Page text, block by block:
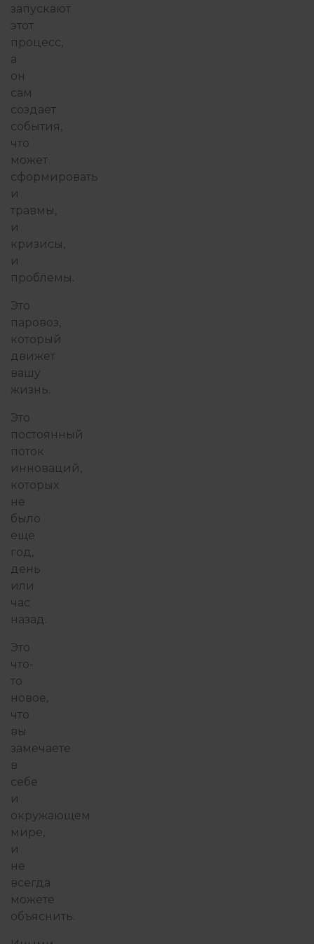
запускают
этот
процесс,
а
он
сам
создает
события,
что
может
сформировать
и
травмы,
и
кризисы,
и
проблемы.
Это
паровоз,
который
движет
вашу
жизнь.
Это
постоянный
поток
инноваций,
которых
не
было
еще
год,
день
или
час
назад.
Это
что-
то
новое,
что
вы
замечаете
в
себе
и
окружающем
мире,
и
не
всегда
можете
объяснить.